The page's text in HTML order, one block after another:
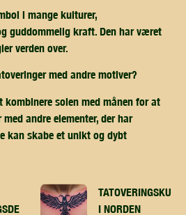
i mange kulturer,
guddommelig kraft. Den har været
verden over.
med andre motiver?
solen med månen for at
andre elementer, der har
kan skabe et unikt og dybt
TATOVERINGSKUNST
I NORDEN